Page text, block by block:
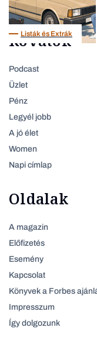
Listák és Extrák
Rovatok
Podcast
Üzlet
Pénz
Legyél jobb
A jó élet
Women
Napi címlap
Oldalak
A magazin
Előfizetés
Esemény
Kapcsolat
Könyvek a Forbes
Impresszum
Így dolgozunk